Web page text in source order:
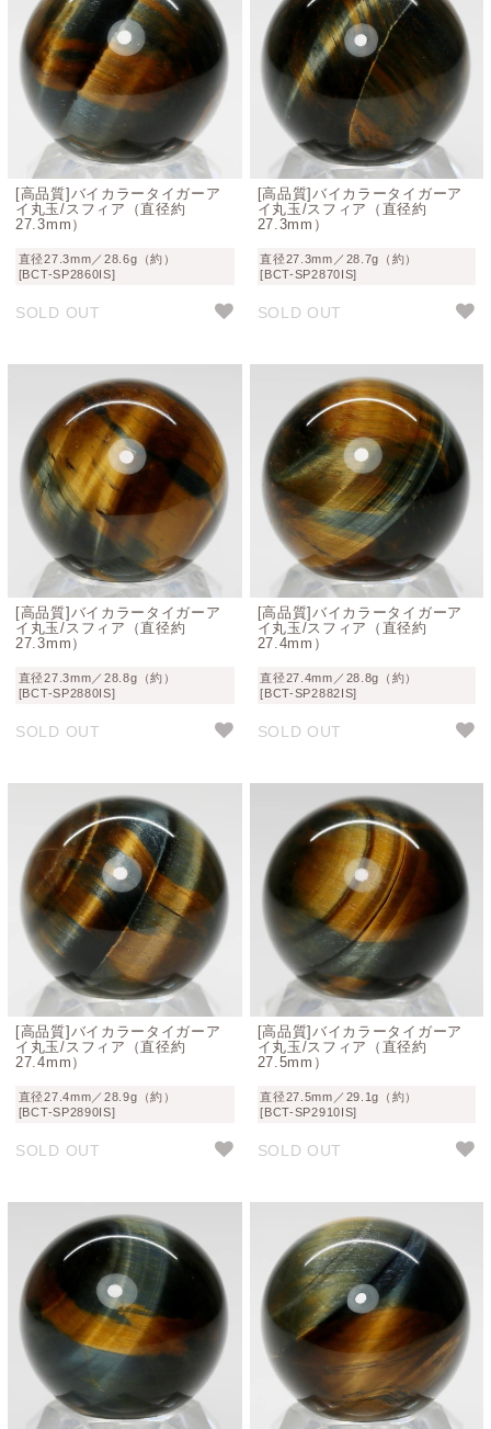
[高品質]バイカラータイガーア
イ丸玉/スフィア（直径約
27.3mm）
直径27.3mm／28.6g（約）
[BCT-SP2860IS]
SOLD OUT
[高品質]バイカラータイガーア
イ丸玉/スフィア（直径約
27.3mm）
直径27.3mm／28.7g（約）
[BCT-SP2870IS]
SOLD OUT
[高品質]バイカラータイガーア
イ丸玉/スフィア（直径約
27.3mm）
直径27.3mm／28.8g（約）
[BCT-SP2880IS]
SOLD OUT
[高品質]バイカラータイガーア
イ丸玉/スフィア（直径約
27.4mm）
直径27.4mm／28.8g（約）
[BCT-SP2882IS]
SOLD OUT
[高品質]バイカラータイガーア
イ丸玉/スフィア（直径約
27.4mm）
直径27.4mm／28.9g（約）
[BCT-SP2890IS]
SOLD OUT
[高品質]バイカラータイガーア
イ丸玉/スフィア（直径約
27.5mm）
直径27.5mm／29.1g（約）
[BCT-SP2910IS]
SOLD OUT